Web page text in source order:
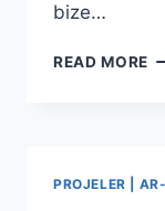
bize…
READ MORE
PROJELER |